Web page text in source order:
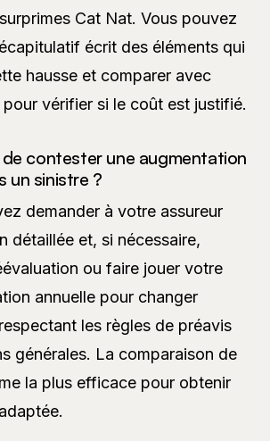
Cat Nat. Vous pouvez
écrit des éléments qui
hausse et comparer avec
pour vérifier si le coût est justifié.
de contester une augmentation
un sinistre ?
demander à votre assureur
détaillée et, si nécessaire,
ou faire jouer votre
annuelle pour changer
les règles de préavis
générales. La comparaison de
la plus efficace pour obtenir